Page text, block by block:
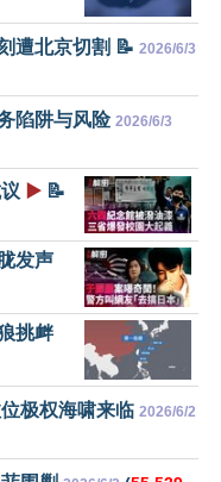
遭北京切割 📝 2026/6/3
陷阱与风险 2026/6/3
▶️ 📝
发声
挑衅
极权海啸来临 2026/6/2